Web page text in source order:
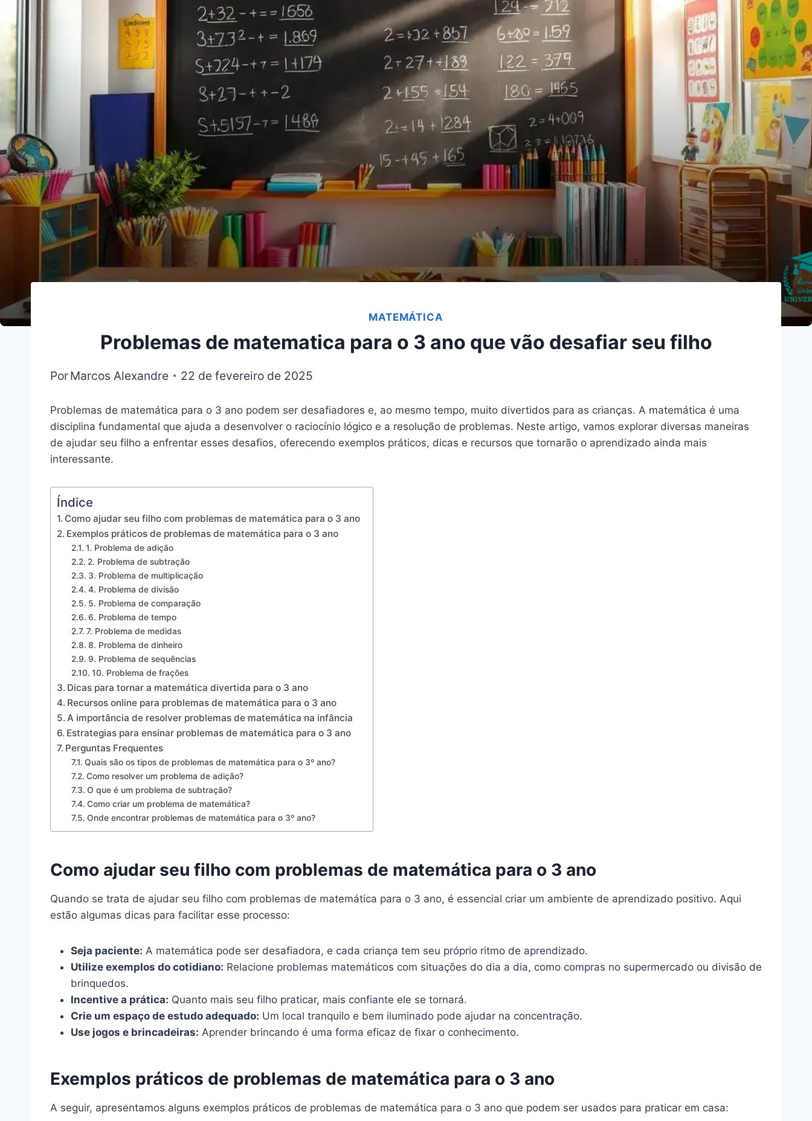
MATEMÁTICA
Problemas de matematica para o 3 ano que vão desafiar seu filho
PorMarcos Alexandre 22 de fevereiro de 2025
Problemas de matemática para o 3 ano podem ser desafiadores e, ao mesmo tempo, muito divertidos para as crianças. A matemática é uma
disciplina fundamental que ajuda a desenvolver o raciocínio lógico e a resolução de problemas. Neste artigo, vamos explorar diversas maneiras
de ajudar seu filho a enfrentar esses desafios, oferecendo exemplos práticos, dicas e recursos que tornarão o aprendizado ainda mais
interessante.
Índice
Como ajudar seu filho com problemas de matemática para o 3 ano
Exemplos práticos de problemas de matemática para o 3 ano
1. Problema de adição
2. Problema de subtração
3. Problema de multiplicação
4. Problema de divisão
5. Problema de comparação
6. Problema de tempo
7. Problema de medidas
8. Problema de dinheiro
9. Problema de sequências
10. Problema de frações
Dicas para tornar a matemática divertida para o 3 ano
Recursos online para problemas de matemática para o 3 ano
A importância de resolver problemas de matemática na infância
Estrategias para ensinar problemas de matemática para o 3 ano
Perguntas Frequentes
Quais são os tipos de problemas de matemática para o 3º ano?
Como resolver um problema de adição?
O que é um problema de subtração?
Como criar um problema de matemática?
Onde encontrar problemas de matemática para o 3º ano?
Como ajudar seu filho com problemas de matemática para o 3 ano
Quando se trata de ajudar seu filho com problemas de matemática para o 3 ano, é essencial criar um ambiente de aprendizado positivo. Aqui
estão algumas dicas para facilitar esse processo:
Seja paciente: A matemática pode ser desafiadora, e cada criança tem seu próprio ritmo de aprendizado.
Utilize exemplos do cotidiano: Relacione problemas matemáticos com situações do dia a dia, como compras no supermercado ou divisão de
brinquedos.
Incentive a prática: Quanto mais seu filho praticar, mais confiante ele se tornará.
Crie um espaço de estudo adequado: Um local tranquilo e bem iluminado pode ajudar na concentração.
Use jogos e brincadeiras: Aprender brincando é uma forma eficaz de fixar o conhecimento.
Exemplos práticos de problemas de matemática para o 3 ano
A seguir, apresentamos alguns exemplos práticos de problemas de matemática para o 3 ano que podem ser usados para praticar em casa: